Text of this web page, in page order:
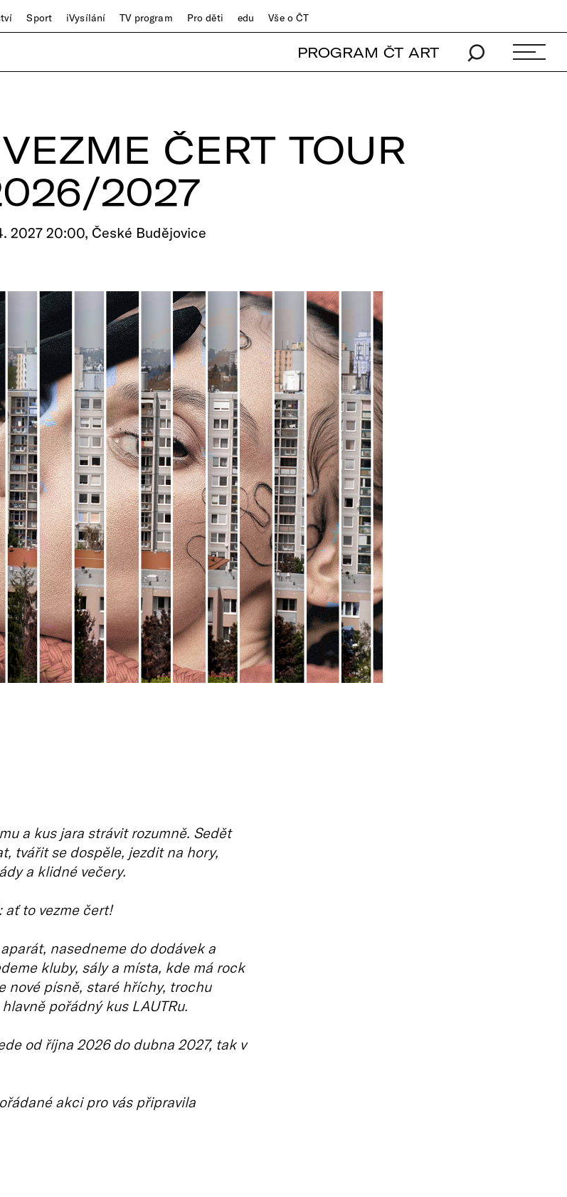
Sport iVysílání TV program Pro děti edu Vše o ČT
PROGRAM ČT ART
ČERT TOUR
2027
2027 20:00, České Budějovice
a kus jara strávit rozumně. Sedět
tvářit se dospěle, jezdit na hory,
a klidné večery.
ať to vezme čert!
nasedneme do dodávek a
kluby, sály a místa, kde má rock
nové písně, staré hříchy, trochu
pořádný kus LAUTRu.
od října 2026 do dubna 2027, tak v
akci pro vás připravila